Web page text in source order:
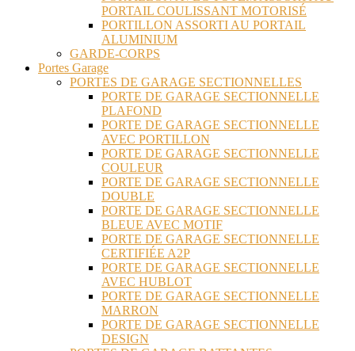
PORTAIL COULISSANT MOTORISÉ
PORTILLON ASSORTI AU PORTAIL
ALUMINIUM
GARDE-CORPS
Portes Garage
PORTES DE GARAGE SECTIONNELLES
PORTE DE GARAGE SECTIONNELLE
PLAFOND
PORTE DE GARAGE SECTIONNELLE
AVEC PORTILLON
PORTE DE GARAGE SECTIONNELLE
COULEUR
PORTE DE GARAGE SECTIONNELLE
DOUBLE
PORTE DE GARAGE SECTIONNELLE
BLEUE AVEC MOTIF
PORTE DE GARAGE SECTIONNELLE
CERTIFIÉE A2P
PORTE DE GARAGE SECTIONNELLE
AVEC HUBLOT
PORTE DE GARAGE SECTIONNELLE
MARRON
PORTE DE GARAGE SECTIONNELLE
DESIGN